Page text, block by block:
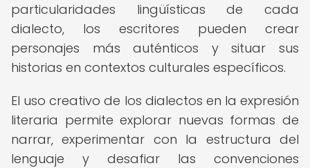
particularidades lingüísticas de cada
dialecto, los escritores pueden crear
personajes más auténticos y situar sus
historias en contextos culturales específicos.
El uso creativo de los dialectos en la expresión
literaria permite explorar nuevas formas de
narrar, experimentar con la estructura del
lenguaje y desafiar las convenciones